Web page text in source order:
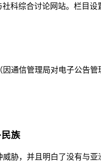
社科综合讨论网站。栏目
因通信管理局对电子公告
民族
胁，并且明白了没有与